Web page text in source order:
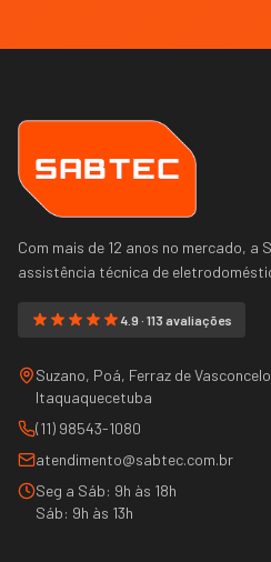
Com mais de 12 anos no mercado, a
assistência técnica de
4.9 · 113 avaliações
Suzano, Poá, Ferraz de
Itaquaquecetuba
(11) 98543-1080
atendimento@sabtec.com.br
Seg a Sáb: 9h às 18h
Sáb: 9h às 13h